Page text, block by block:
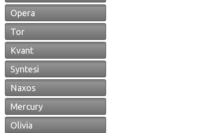
Opera
Tor
Kvant
Syntesi
Naxos
Mercury
Olivia